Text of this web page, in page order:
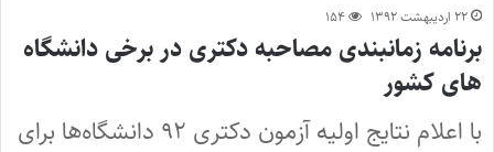
۲۲ اردیبهشت ۱۳۹۲ ۱۵۴
برنامه زمانبندی مصاحبه دکتری در برخی دانشگاه
های کشور
با اعلام نتایج اولیه آزمون دکتری ۹۲ دانشگاه‌ها برای